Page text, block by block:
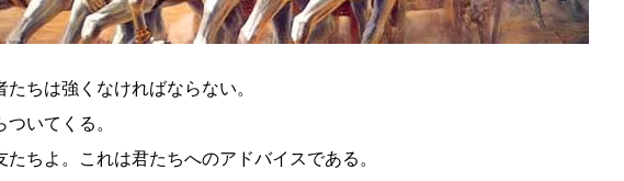
ちは強くなければならない。
いてくる。
ちよ。これは君たちへのアドバイスである。